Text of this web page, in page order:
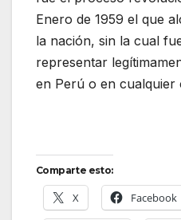
Enero de 1959 el que
la nación, sin la cual
representar
en Perú o en
Comparte esto:
X Facebook